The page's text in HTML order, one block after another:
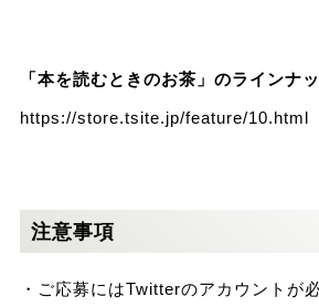
「本を読むときのお茶」のラインナ
https://store.tsite.jp/feature/10.html
注意事項
・ご応募にはTwitterのアカウントが